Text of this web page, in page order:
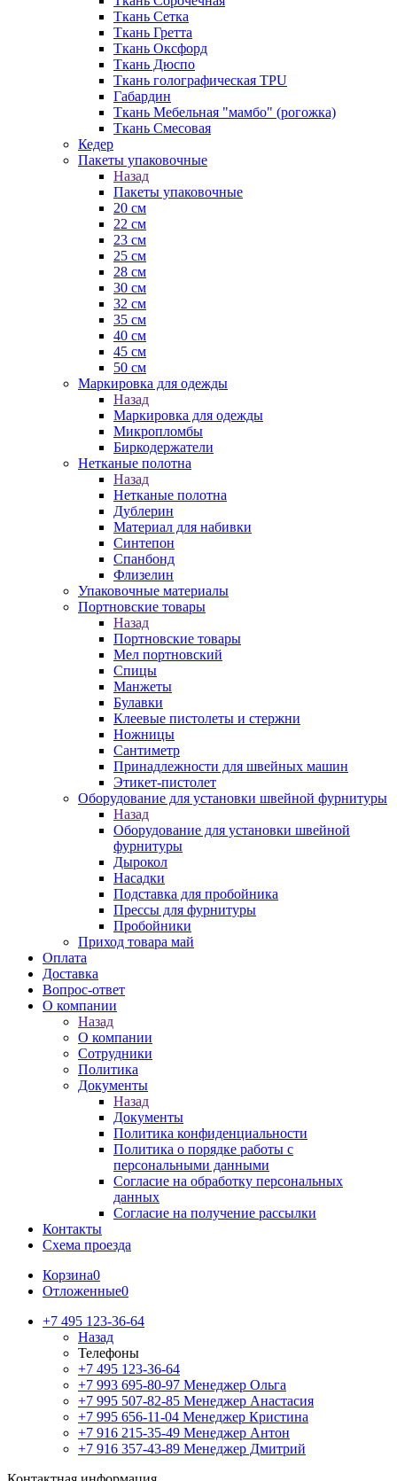
Ткань Сетка
Ткань Гретта
Ткань Оксфорд
Ткань Дюспо
Ткань голографическая TPU
Габардин
Ткань Мебельная "мамбо" (рогожка)
Ткань Смесовая
Кедер
Пакеты упаковочные
Назад
Пакеты упаковочные
20 см
22 см
23 см
25 см
28 см
30 см
32 см
35 см
40 см
45 см
50 см
Маркировка для одежды
Назад
Маркировка для одежды
Микропломбы
Биркодержатели
Нетканые полотна
Назад
Нетканые полотна
Дублерин
Материал для набивки
Синтепон
Спанбонд
Флизелин
Упаковочные материалы
Портновские товары
Назад
Портновские товары
Мел портновский
Спицы
Манжеты
Булавки
Клеевые пистолеты и стержни
Ножницы
Сантиметр
Принадлежности для швейных машин
Этикет-пистолет
Оборудование для установки швейной фурнитуры
Назад
Оборудование для установки швейной
фурнитуры
Дырокол
Насадки
Подставка для пробойника
Прессы для фурнитуры
Пробойники
Приход товара май
Оплата
Доставка
Вопрос-ответ
О компании
Назад
О компании
Сотрудники
Политика
Документы
Назад
Документы
Политика конфиденциальности
Политика о порядке работы с
персональными данными
Согласие на обработку персональных
данных
Согласие на получение рассылки
Контакты
Схема проезда
Корзина0
Отложенные0
+7 495 123-36-64
Назад
Телефоны
+7 495 123-36-64
+7 993 695-80-97 Менеджер Ольга
+7 995 507-82-85 Менеджер Анастасия
+7 995 656-11-04 Менеджер Кристина
+7 916 215-35-49 Менеджер Антон
+7 916 357-43-89 Менеджер Дмитрий